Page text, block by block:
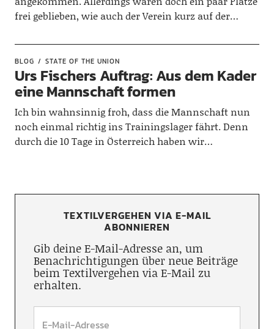
frei geblieben, wie auch der Verein kurz auf der…
BLOG STATE OF THE UNION
Urs Fischers Auftrag: Aus dem Kader
eine Mannschaft formen
Ich bin wahnsinnig froh, dass die Mannschaft nun
noch einmal richtig ins Trainingslager fährt. Denn
durch die 10 Tage in Österreich haben wir…
TEXTILVERGEHEN VIA E-MAIL
ABONNIEREN
Gib deine E-Mail-Adresse an, um
Benachrichtigungen über neue Beiträge
beim Textilvergehen via E-Mail zu
erhalten.